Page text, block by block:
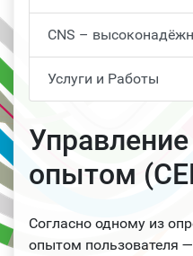
CNS –
Услуги и Работы
опытом
Согласно одному из
опытом пользователя